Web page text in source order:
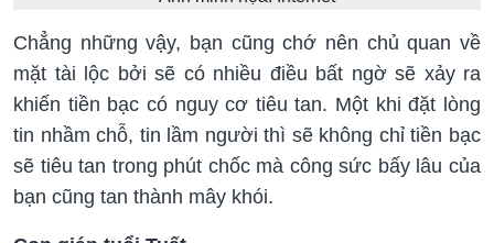
Chẳng những vậy, bạn cũng chớ nên chủ quan về
mặt tài lộc bởi sẽ có nhiều điều bất ngờ sẽ xảy ra
khiến tiền bạc có nguy cơ tiêu tan. Một khi đặt lòng
tin nhầm chỗ, tin lầm người thì sẽ không chỉ tiền bạc
sẽ tiêu tan trong phút chốc mà công sức bấy lâu của
bạn cũng tan thành mây khói.